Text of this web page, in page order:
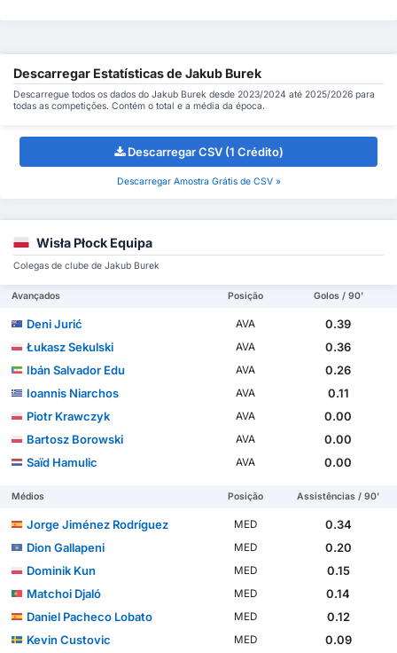
Descarregar Estatísticas de Jakub Burek
Descarregue todos os dados do Jakub Burek desde 2023/2024 até 2025/2026 para
todas as competições. Contém o total e a média da época.
Descarregar CSV (1 Crédito)
Descarregar Amostra Grátis de CSV »
Wisła Płock Equipa
Colegas de clube de Jakub Burek
Avançados Posição Golos / 90'
Deni Jurić AVA
0.39
Łukasz Sekulski
AVA
0.36
Ibán Salvador Edu
AVA
0.26
Ioannis Niarchos
AVA
0.11
Piotr Krawczyk
AVA
0.00
Bartosz Borowski
AVA
0.00
Saïd Hamulic
AVA 0.00
Médios Posição Assistências / 90'
Jorge Jiménez Rodríguez MED
0.34
Dion Gallapeni
MED
0.20
Dominik Kun
MED
0.15
Matchoi Djaló
MED
0.14
Daniel Pacheco Lobato
MED
0.12
Kevin Custovic
MED
0.09